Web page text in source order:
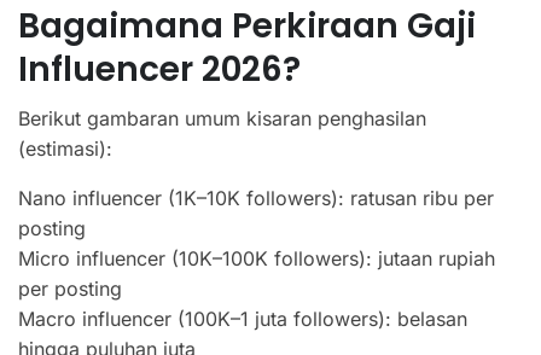
Bagaimana Perkiraan Gaji
Influencer 2026?
Berikut gambaran umum kisaran penghasilan
(estimasi):
Nano influencer (1K–10K followers): ratusan ribu per
posting
Micro influencer (10K–100K followers): jutaan rupiah
per posting
Macro influencer (100K–1 juta followers): belasan
hingga puluhan juta